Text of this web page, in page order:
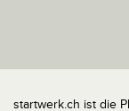
startwerk.ch ist die